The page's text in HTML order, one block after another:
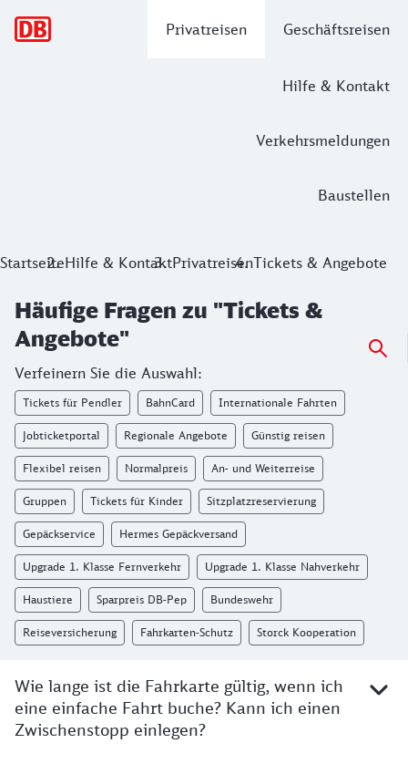
Privatreisen Geschäftsreisen
Hilfe & Kontakt
Verkehrsmeldungen
Baustellen
StartseiteHilfe & KontaktPrivatreisenTickets & Angebote
Häufige Fragen zu "Tickets &
Angebote"
Verfeinern Sie die Auswahl:
Tickets für Pendler BahnCard Internationale Fahrten
Jobticketportal Regionale Angebote Günstig reisen
Flexibel reisen Normalpreis An- und Weiterreise
Gruppen Tickets für Kinder Sitzplatzreservierung
Gepäckservice Hermes Gepäckversand
Upgrade 1. Klasse Fernverkehr Upgrade 1. Klasse Nahverkehr
Haustiere Sparpreis DB-Pep Bundeswehr
Reiseversicherung Fahrkarten-Schutz Storck Kooperation
Wie lange ist die Fahrkarte gültig, wenn ich
eine einfache Fahrt buche? Kann ich einen
Zwischenstopp einlegen?